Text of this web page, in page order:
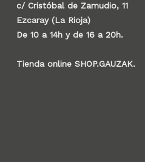
c/ Cristóbal de Zamudio, 11
Ezcaray (La Rioja)
De 10 a 14h y de 16 a 20h.
Tienda online SHOP.GAUZAK.